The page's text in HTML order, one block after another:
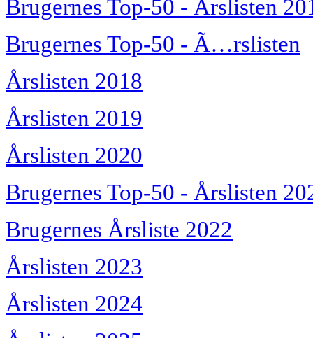
Brugernes Top-50 - Årslisten
Brugernes Top-50 - Ã…rslisten
Årslisten 2018
Årslisten 2019
Årslisten 2020
Brugernes Top-50 - Årslisten
Brugernes Årsliste 2022
Årslisten 2023
Årslisten 2024